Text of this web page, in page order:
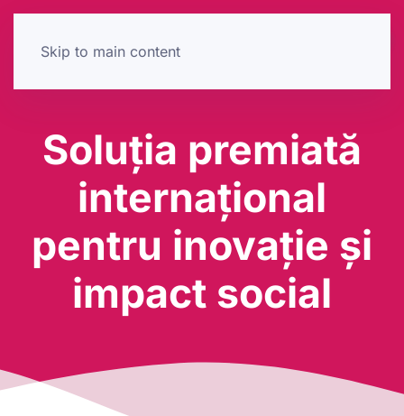
Skip to main content
Soluția premiată
internațional
pentru inovație și
impact social